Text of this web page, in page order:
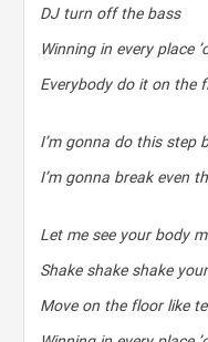
DJ turn off the bass
Winning in every place
Everybody do it on the
I’m gonna do this step
I’m gonna break even
Let me see your body
Shake shake shake
Move on the floor like